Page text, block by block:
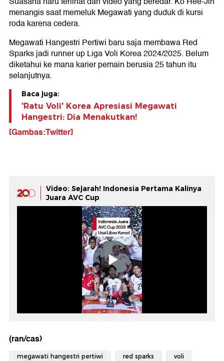
menangis saat memeluk Megawati yang duduk di kursi
roda karena cedera.
Megawati Hangestri Pertiwi baru saja membawa Red
Sparks jadi runner up Liga Voli Korea 2024/2025. Belum
diketahui ke mana karier pemain berusia 25 tahun itu
selanjutnya.
Baca juga:
'Ratu Voli' Korea Apresiasi Megawati
Hangestri: Dia Menakutkan!
[Gambas:Twitter]
Video: Sejarah! Indonesia Pertama Kalinya
Juara AVC Cup
(ran/cas)
megawati hangestri pertiwi red sparks voli